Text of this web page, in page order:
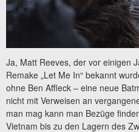
Ja, Matt Reeves, der vor einigen
Remake „Let Me In“ bekannt
ohne Ben Affleck – eine neue
nicht mit Verweisen an
man mag kann man Bezüge
Vietnam bis zu den Lagern des